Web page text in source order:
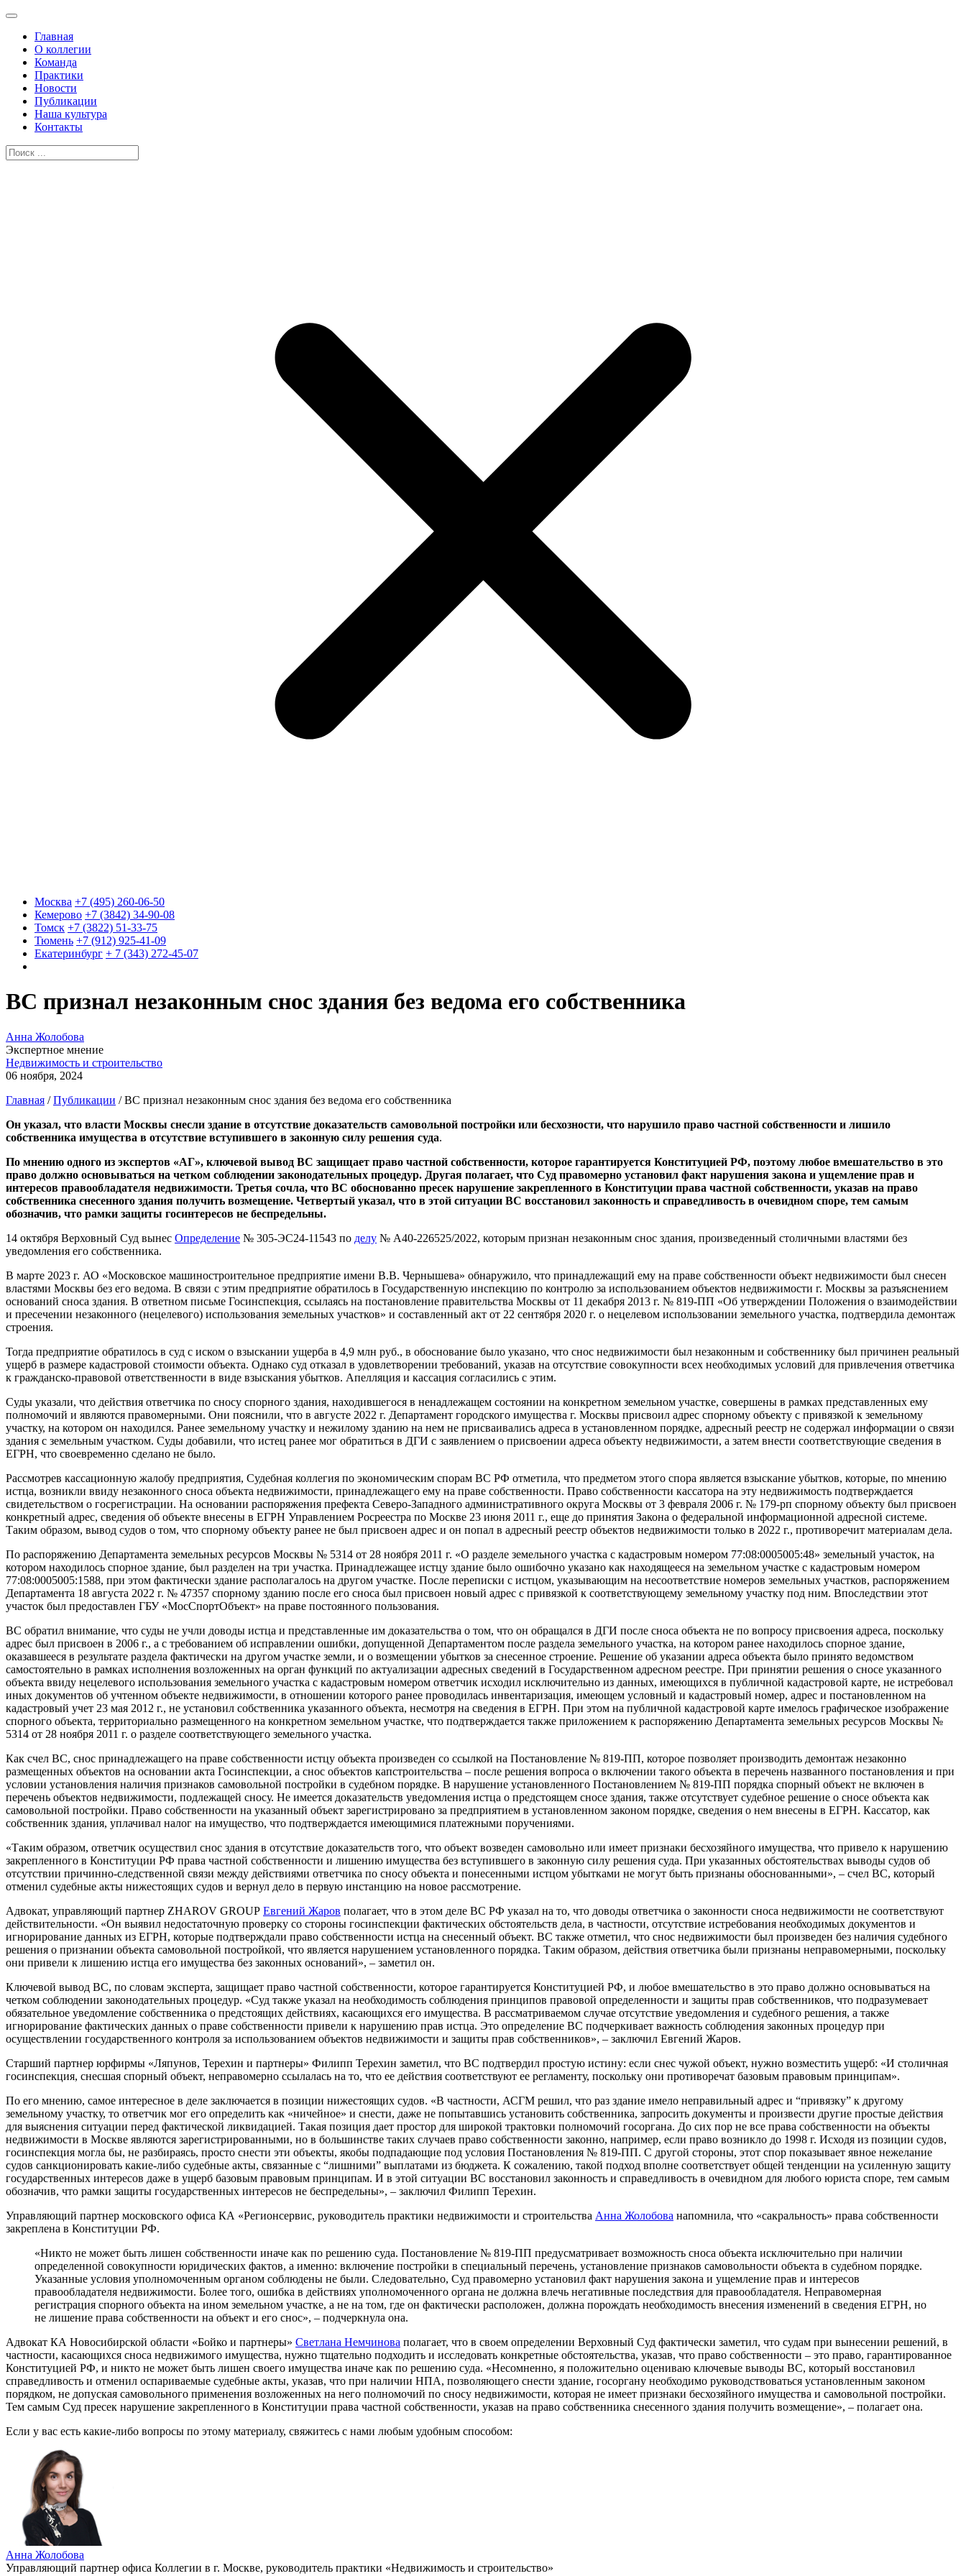
Главная
О коллегии
Команда
Практики
Новости
Публикации
Наша культура
Контакты
Москва +7 (495) 260-06-50
Кемерово +7 (3842) 34-90-08
Томск +7 (3822) 51-33-75
Тюмень +7 (912) 925-41-09
Екатеринбург + 7 (343) 272-45-07
ВС признал незаконным снос здания без ведома его собственника
Анна Жолобова
Экспертное мнение
Недвижимость и строительство
06 ноября, 2024
Главная /Публикации /ВС признал незаконным снос здания без ведома его собственника
Он указал, что власти Москвы снесли здание в отсутствие доказательств самовольной постройки или бесхозности, что нарушило право частной собственности и лишило
собственника имущества в отсутствие вступившего в законную силу решения суда.
По мнению одного из экспертов «АГ», ключевой вывод ВС защищает право частной собственности, которое гарантируется Конституцией РФ, поэтому любое вмешательство в это
право должно основываться на четком соблюдении законодательных процедур. Другая полагает, что Суд правомерно установил факт нарушения закона и ущемление прав и
интересов правообладателя недвижимости. Третья сочла, что ВС обоснованно пресек нарушение закрепленного в Конституции права частной собственности, указав на право
собственника снесенного здания получить возмещение. Четвертый указал, что в этой ситуации ВС восстановил законность и справедливость в очевидном споре, тем самым
обозначив, что рамки защиты госинтересов не беспредельны.
14 октября Верховный Суд вынес Определение № 305-ЭС24-11543 по делу № А40-226525/2022, которым признан незаконным снос здания, произведенный столичными властями без
уведомления его собственника.
В марте 2023 г. АО «Московское машиностроительное предприятие имени В.В. Чернышева» обнаружило, что принадлежащий ему на праве собственности объект недвижимости был снесен
властями Москвы без его ведома. В связи с этим предприятие обратилось в Государственную инспекцию по контролю за использованием объектов недвижимости г. Москвы за разъяснением
оснований сноса здания. В ответном письме Госинспекция, ссылаясь на постановление правительства Москвы от 11 декабря 2013 г. № 819-ПП «Об утверждении Положения о взаимодействии
и пресечении незаконного (нецелевого) использования земельных участков» и составленный акт от 22 сентября 2020 г. о нецелевом использовании земельного участка, подтвердила демонтаж
строения.
Тогда предприятие обратилось в суд с иском о взыскании ущерба в 4,9 млн руб., в обоснование было указано, что снос недвижимости был незаконным и собственнику был причинен реальный
ущерб в размере кадастровой стоимости объекта. Однако суд отказал в удовлетворении требований, указав на отсутствие совокупности всех необходимых условий для привлечения ответчика
к гражданско-правовой ответственности в виде взыскания убытков. Апелляция и кассация согласились с этим.
Суды указали, что действия ответчика по сносу спорного здания, находившегося в ненадлежащем состоянии на конкретном земельном участке, совершены в рамках представленных ему
полномочий и являются правомерными. Они пояснили, что в августе 2022 г. Департамент городского имущества г. Москвы присвоил адрес спорному объекту с привязкой к земельному
участку, на котором он находился. Ранее земельному участку и нежилому зданию на нем не присваивались адреса в установленном порядке, адресный реестр не содержал информации о связи
здания с земельным участком. Суды добавили, что истец ранее мог обратиться в ДГИ с заявлением о присвоении адреса объекту недвижимости, а затем внести соответствующие сведения в
ЕГРН, что своевременно сделано не было.
Рассмотрев кассационную жалобу предприятия, Судебная коллегия по экономическим спорам ВС РФ отметила, что предметом этого спора является взыскание убытков, которые, по мнению
истца, возникли ввиду незаконного сноса объекта недвижимости, принадлежащего ему на праве собственности. Право собственности кассатора на эту недвижимость подтверждается
свидетельством о госрегистрации. На основании распоряжения префекта Северо-Западного административного округа Москвы от 3 февраля 2006 г. № 179-рп спорному объекту был присвоен
конкретный адрес, сведения об объекте внесены в ЕГРН Управлением Росреестра по Москве 23 июня 2011 г., еще до принятия Закона о федеральной информационной адресной системе.
Таким образом, вывод судов о том, что спорному объекту ранее не был присвоен адрес и он попал в адресный реестр объектов недвижимости только в 2022 г., противоречит материалам дела.
По распоряжению Департамента земельных ресурсов Москвы № 5314 от 28 ноября 2011 г. «О разделе земельного участка с кадастровым номером 77:08:0005005:48» земельный участок, на
котором находилось спорное здание, был разделен на три участка. Принадлежащее истцу здание было ошибочно указано как находящееся на земельном участке с кадастровым номером
77:08:0005005:1588, при этом фактически здание располагалось на другом участке. После переписки с истцом, указывающим на несоответствие номеров земельных участков, распоряжением
Департамента 18 августа 2022 г. № 47357 спорному зданию после его сноса был присвоен новый адрес с привязкой к соответствующему земельному участку под ним. Впоследствии этот
участок был предоставлен ГБУ «МосСпортОбъект» на праве постоянного пользования.
ВС обратил внимание, что суды не учли доводы истца и представленные им доказательства о том, что он обращался в ДГИ после сноса объекта не по вопросу присвоения адреса, поскольку
адрес был присвоен в 2006 г., а с требованием об исправлении ошибки, допущенной Департаментом после раздела земельного участка, на котором ранее находилось спорное здание,
оказавшееся в результате раздела фактически на другом участке земли, и о возмещении убытков за снесенное строение. Решение об указании адреса объекта было принято ведомством
самостоятельно в рамках исполнения возложенных на орган функций по актуализации адресных сведений в Государственном адресном реестре. При принятии решения о сносе указанного
объекта ввиду нецелевого использования земельного участка с кадастровым номером ответчик исходил исключительно из данных, имеющихся в публичной кадастровой карте, не истребовал
иных документов об учтенном объекте недвижимости, в отношении которого ранее проводилась инвентаризация, имеющем условный и кадастровый номер, адрес и постановленном на
кадастровый учет 23 мая 2012 г., не установил собственника указанного объекта, несмотря на сведения в ЕГРН. При этом на публичной кадастровой карте имелось графическое изображение
спорного объекта, территориально размещенного на конкретном земельном участке, что подтверждается также приложением к распоряжению Департамента земельных ресурсов Москвы №
5314 от 28 ноября 2011 г. о разделе соответствующего земельного участка.
Как счел ВС, снос принадлежащего на праве собственности истцу объекта произведен со ссылкой на Постановление № 819-ПП, которое позволяет производить демонтаж незаконно
размещенных объектов на основании акта Госинспекции, а снос объектов капстроительства – после решения вопроса о включении такого объекта в перечень названного постановления и при
условии установления наличия признаков самовольной постройки в судебном порядке. В нарушение установленного Постановлением № 819-ПП порядка спорный объект не включен в
перечень объектов недвижимости, подлежащей сносу. Не имеется доказательств уведомления истца о предстоящем сносе здания, также отсутствует судебное решение о сносе объекта как
самовольной постройки. Право собственности на указанный объект зарегистрировано за предприятием в установленном законом порядке, сведения о нем внесены в ЕГРН. Кассатор, как
собственник здания, уплачивал налог на имущество, что подтверждается имеющимися платежными поручениями.
«Таким образом, ответчик осуществил снос здания в отсутствие доказательств того, что объект возведен самовольно или имеет признаки бесхозяйного имущества, что привело к нарушению
закрепленного в Конституции РФ права частной собственности и лишению имущества без вступившего в законную силу решения суда. При указанных обстоятельствах выводы судов об
отсутствии причинно-следственной связи между действиями ответчика по сносу объекта и понесенными истцом убытками не могут быть признаны обоснованными», – счел ВС, который
отменил судебные акты нижестоящих судов и вернул дело в первую инстанцию на новое рассмотрение.
Адвокат, управляющий партнер ZHAROV GROUP Евгений Жаров полагает, что в этом деле ВС РФ указал на то, что доводы ответчика о законности сноса недвижимости не соответствуют
действительности. «Он выявил недостаточную проверку со стороны госинспекции фактических обстоятельств дела, в частности, отсутствие истребования необходимых документов и
игнорирование данных из ЕГРН, которые подтверждали право собственности истца на снесенный объект. ВС также отметил, что снос недвижимости был произведен без наличия судебного
решения о признании объекта самовольной постройкой, что является нарушением установленного порядка. Таким образом, действия ответчика были признаны неправомерными, поскольку
они привели к лишению истца его имущества без законных оснований», – заметил он.
Ключевой вывод ВС, по словам эксперта, защищает право частной собственности, которое гарантируется Конституцией РФ, и любое вмешательство в это право должно основываться на
четком соблюдении законодательных процедур. «Суд также указал на необходимость соблюдения принципов правовой определенности и защиты прав собственников, что подразумевает
обязательное уведомление собственника о предстоящих действиях, касающихся его имущества. В рассматриваемом случае отсутствие уведомления и судебного решения, а также
игнорирование фактических данных о праве собственности привели к нарушению прав истца. Это определение ВС подчеркивает важность соблюдения законных процедур при
осуществлении государственного контроля за использованием объектов недвижимости и защиты прав собственников», – заключил Евгений Жаров.
Старший партнер юрфирмы «Ляпунов, Терехин и партнеры» Филипп Терехин заметил, что ВС подтвердил простую истину: если снес чужой объект, нужно возместить ущерб: «И столичная
госинспекция, снесшая спорный объект, неправомерно ссылалась на то, что ее действия соответствуют ее регламенту, поскольку они противоречат базовым правовым принципам».
По его мнению, самое интересное в деле заключается в позиции нижестоящих судов. «В частности, АСГМ решил, что раз здание имело неправильный адрес и “привязку” к другому
земельному участку, то ответчик мог его определить как «ничейное» и снести, даже не попытавшись установить собственника, запросить документы и произвести другие простые действия
для выяснения ситуации перед фактической ликвидацией. Такая позиция дает простор для широкой трактовки полномочий госоргана. До сих пор не все права собственности на объекты
недвижимости в Москве являются зарегистрированными, но в большинстве таких случаев право собственности законно, например, если право возникло до 1998 г. Исходя из позиции судов,
госинспекция могла бы, не разбираясь, просто снести эти объекты, якобы подпадающие под условия Постановления № 819-ПП. С другой стороны, этот спор показывает явное нежелание
судов санкционировать какие-либо судебные акты, связанные с “лишними” выплатами из бюджета. К сожалению, такой подход вполне соответствует общей тенденции на усиленную защиту
государственных интересов даже в ущерб базовым правовым принципам. И в этой ситуации ВС восстановил законность и справедливость в очевидном для любого юриста споре, тем самым
обозначив, что рамки защиты государственных интересов не беспредельны», – заключил Филипп Терехин.
Управляющий партнер московского офиса КА «Регионсервис, руководитель практики недвижимости и строительства Анна Жолобова напомнила, что «сакральность» права собственности
закреплена в Конституции РФ.
«Никто не может быть лишен собственности иначе как по решению суда. Постановление № 819-ПП предусматривает возможность сноса объекта исключительно при наличии
определенной совокупности юридических фактов, а именно: включение постройки в специальный перечень, установление признаков самовольности объекта в судебном порядке.
Указанные условия уполномоченным органом соблюдены не были. Следовательно, Суд правомерно установил факт нарушения закона и ущемление прав и интересов
правообладателя недвижимости. Более того, ошибка в действиях уполномоченного органа не должна влечь негативные последствия для правообладателя. Неправомерная
регистрация спорного объекта на ином земельном участке, а не на том, где он фактически расположен, должна порождать необходимость внесения изменений в сведения ЕГРН, но
не лишение права собственности на объект и его снос», – подчеркнула она.
Адвокат КА Новосибирской области «Бойко и партнеры» Светлана Немчинова полагает, что в своем определении Верховный Суд фактически заметил, что судам при вынесении решений, в
частности, касающихся сноса недвижимого имущества, нужно тщательно подходить и исследовать конкретные обстоятельства, указав, что право собственности – это право, гарантированное
Конституцией РФ, и никто не может быть лишен своего имущества иначе как по решению суда. «Несомненно, я положительно оцениваю ключевые выводы ВС, который восстановил
справедливость и отменил оспариваемые судебные акты, указав, что при наличии НПА, позволяющего снести здание, госоргану необходимо руководствоваться установленным законом
порядком, не допуская самовольного применения возложенных на него полномочий по сносу недвижимости, которая не имеет признаки бесхозяйного имущества и самовольной постройки.
Тем самым Суд пресек нарушение закрепленного в Конституции права частной собственности, указав на право собственника снесенного здания получить возмещение», – полагает она.
Если у вас есть какие-либо вопросы по этому материалу, свяжитесь с нами любым удобным способом:
Анна Жолобова
Управляющий партнер офиса Коллегии в г. Москве, руководитель практики «Недвижимость и строительство»